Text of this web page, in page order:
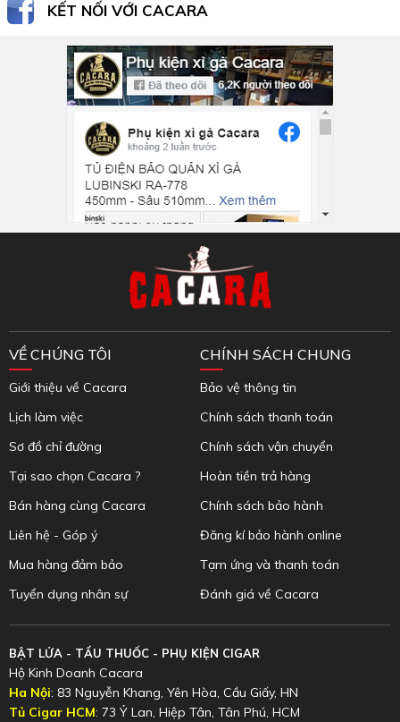
KẾT NỐI VỚI CACARA
VỀ CHÚNG TÔI
Giới thiệu về Cacara
Lịch làm việc
Sơ đồ chỉ đường
Tại sao chọn Cacara ?
Bán hàng cùng Cacara
Liên hệ - Góp ý
Mua hàng đảm bảo
Tuyển dụng nhân sự
CHÍNH SÁCH CHUNG
Bảo vệ thông tin
Chính sách thanh toán
Chính sách vận chuyển
Hoàn tiền trả hàng
Chính sách bảo hành
Đăng kí bảo hành online
Tạm ứng và thanh toán
Đánh giá về Cacara
BẬT LỬA - TẨU THUỐC - PHỤ KIỆN CIGAR
Hộ Kinh Doanh Cacara
Ha Nội: 83 Nguyễn Khang, Yên Hòa, Cầu Giấy, HN
Tủ Cigar HCM: 73 Ỷ Lan, Hiệp Tân, Tân Phú, HCM